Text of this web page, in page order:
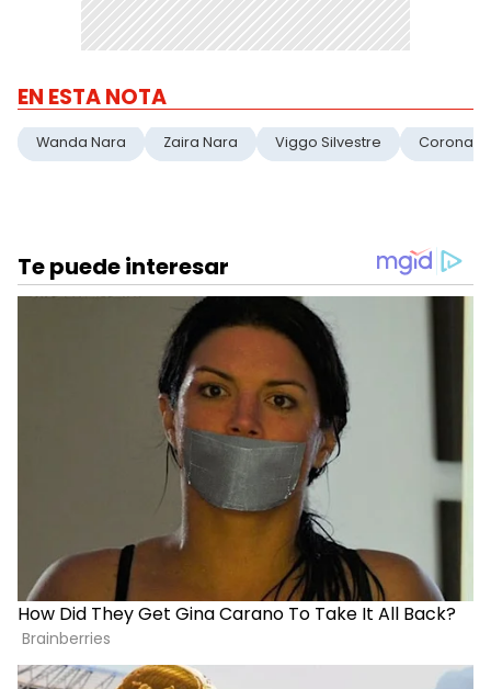
EN ESTA NOTA
Wanda Nara Zaira Nara Viggo Silvestre